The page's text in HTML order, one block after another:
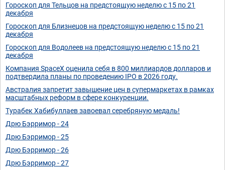
Гороскоп для Тельцов на предстоящую неделю с 15 по 21
декабря
Гороскоп для Близнецов на предстоящую неделю с 15 по 21
декабря
Гороскоп для Водолеев на предстоящую неделю с 15 по 21
декабря
Компания SpaceX оценила себя в 800 миллиардов долларов и
подтвердила планы по проведению IPO в 2026 году.
Австралия запретит завышение цен в супермаркетах в рамках
масштабных реформ в сфере конкуренции.
Турабек Хабибуллаев завоевал серебряную медаль!
Дрю Бэрримор - 24
Дрю Бэрримор - 25
Дрю Бэрримор - 26
Дрю Бэрримор - 27